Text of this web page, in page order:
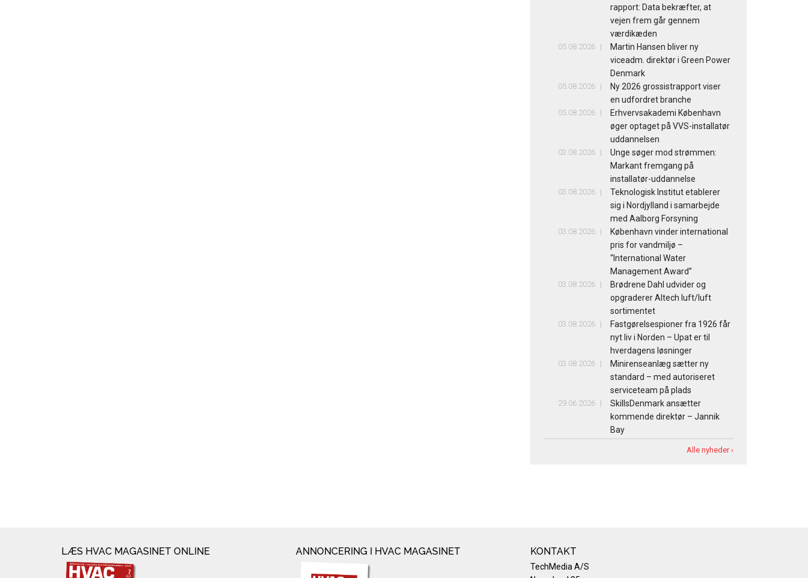
rapport: Data bekræfter, at
vejen frem går gennem
værdikæden
05.08.2026
Martin Hansen bliver ny
viceadm. direktør i Green Power
Denmark
05.08.2026
Ny 2026 grossistrapport viser
en udfordret branche
05.08.2026
Erhvervsakademi København
øger optaget på VVS-installatør
uddannelsen
03.08.2026
Unge søger mod strømmen:
Markant fremgang på
installatør-uddannelse
03.08.2026
Teknologisk Institut etablerer
sig i Nordjylland i samarbejde
med Aalborg Forsyning
03.08.2026
København vinder international
pris for vandmiljø –
“International Water
Management Award”
03.08.2026
Brødrene Dahl udvider og
opgraderer Altech luft/luft
sortimentet
03.08.2026
Fastgørelsespioner fra 1926 får
nyt liv i Norden – Upat er til
hverdagens løsninger
03.08.2026
Minirenseanlæg sætter ny
standard – med autoriseret
serviceteam på plads
29.06.2026
SkillsDenmark ansætter
kommende direktør – Jannik
Bay
Alle nyheder ›
LÆS HVAC MAGASINET ONLINE ANNONCERING I HVAC MAGASINET KONTAKT
TechMedia A/S